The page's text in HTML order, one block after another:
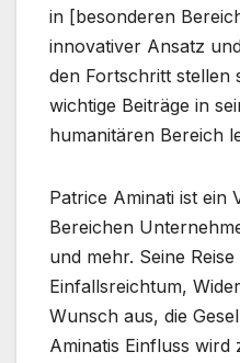
in [besonderen
innovativer Ansatz
den Fortschritt stellen
wichtige Beiträge in
humanitären Bereich
Patrice Aminati ist ein
Bereichen
und mehr. Seine
Einfallsreichtum,
Wunsch aus, die
Aminatis Einfluss wird